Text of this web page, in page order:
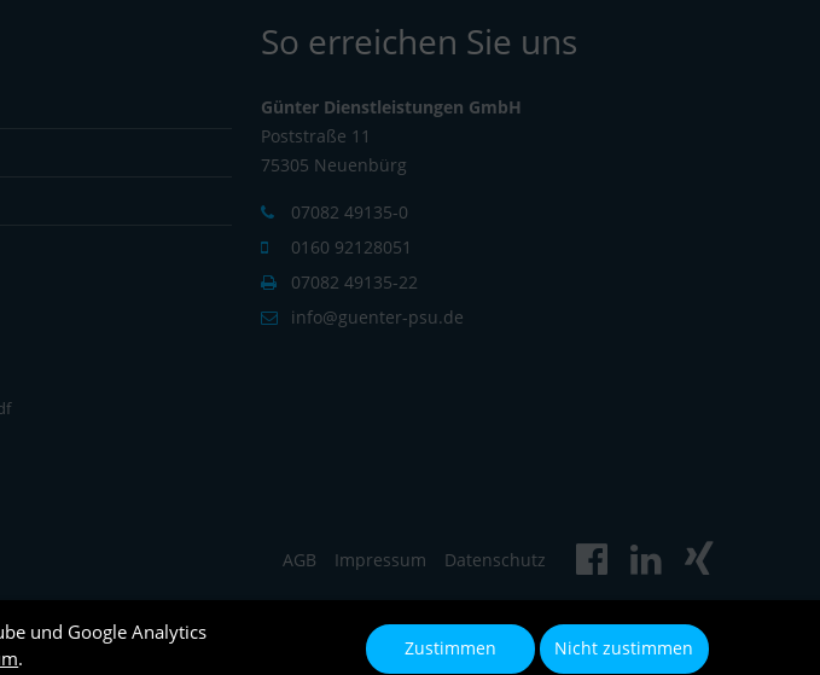
So erreichen Sie uns
Günter Dienstleistungen GmbH
Poststraße 11
75305 Neuenbürg
07082 49135-0
0160 92128051
07082 49135-22
info@guenter-psu.de
AGB Impressum Datenschutz
und Google Analytics
. Zustimmen Nicht zustimmen